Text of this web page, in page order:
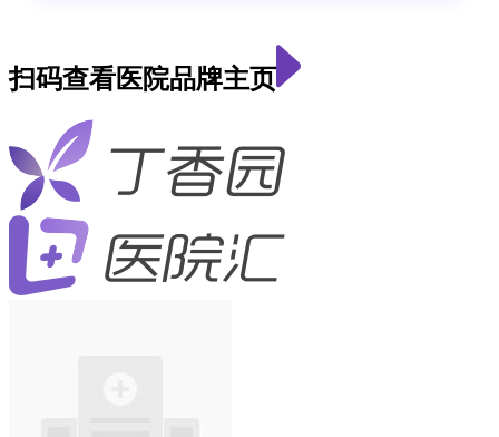
扫码查看医院品牌主页